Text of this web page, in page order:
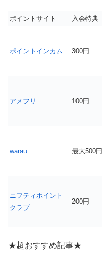
ポイントサイト 入会特典
ポイントインカム 300円
アメフリ 100円
warau 最大500円
ニフティポイント
クラブ
200円
★超おすすめ記事★